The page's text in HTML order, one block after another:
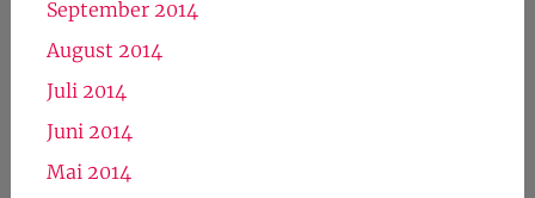
April 2015
März 2015
Februar 2015
Januar 2015
Dezember 2014